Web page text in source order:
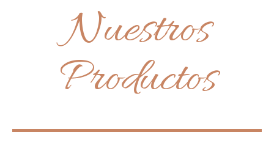
Nuestros
Productos